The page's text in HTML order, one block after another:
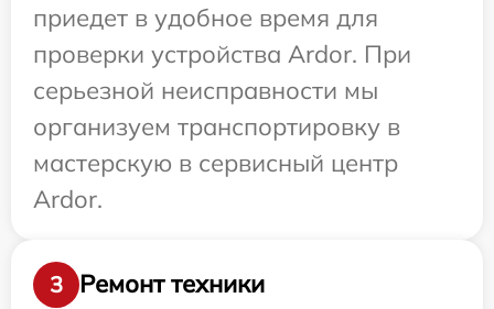
приедет в удобное время для
проверки устройства Ardor. При
серьезной неисправности мы
организуем транспортировку в
мастерскую в сервисный центр
Ardor.
3 Ремонт техники